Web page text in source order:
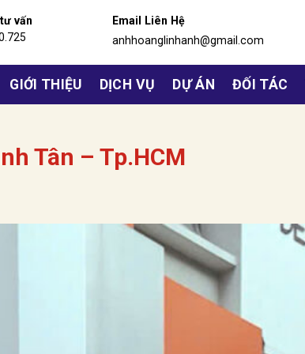
vấn
Email Liên Hệ
anhhoanglinhanh@gmail.com
GIỚI THIỆU DỊCH VỤ DỰ ÁN ĐỐI TÁC
Tân – Tp.HCM